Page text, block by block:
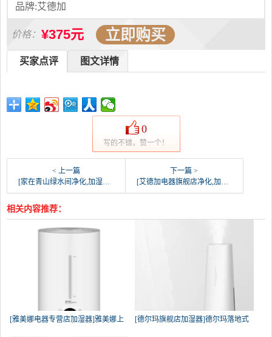
品牌:艾德加
价格： ¥375元 立即购买
图文详情
买家点评
0
写的不错，赞一个！
< 上一篇
[家在青山绿水间净化,加湿抽湿机配件]劲配三星空气净化器AX30J5003月销量0件仅售120元
下一篇 >
[艾德加电器旗舰店净化,加湿抽湿机配件]适配三星SAMSUNG空气净化器AC月销量0件仅售395元
相关内容推荐：
[雅美娜电器专营店加湿器]雅美娜上 [德尔玛旗舰店加湿器]德尔玛落地式